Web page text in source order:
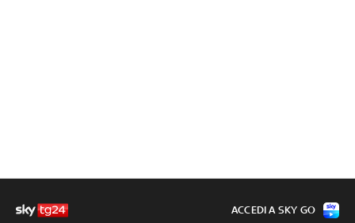
ACCEDI A SKY GO